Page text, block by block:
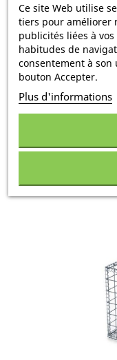
GABION
Ce site Web utilise
tiers pour améliorer
publicités liées à
habitudes de
consentement à
bouton Accepter.
Plus d'informations